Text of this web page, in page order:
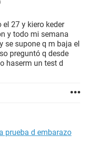
27 y kiero keder
y todo mi semana
se supone q m baja el
preguntó q desde
haserm un test d
prueba d embarazo